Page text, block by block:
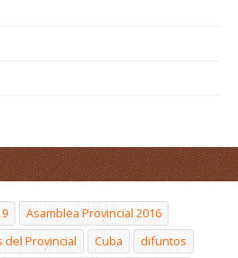
Asamblea Provincial 2016
del Provincial Cuba
difuntos